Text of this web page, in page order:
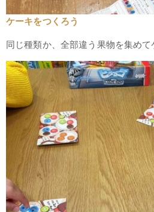
ケーキをつくろう
同じ種類か、全部違う果物を集め